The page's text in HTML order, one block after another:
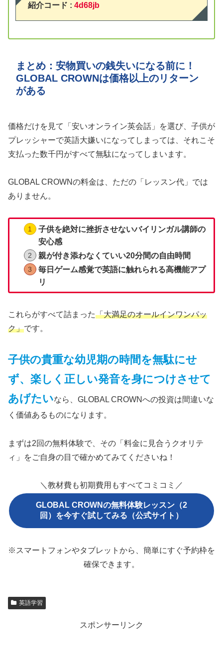
紹介コード : 4d68jb
まとめ：安物買いの銭失いになる前に！
GLOBAL CROWNは価格以上のリターン
がある
価格だけを見て「安いオンライン英会話」を選び、子供が
プレッシャーで英語大嫌いになってしまっては、それこそ
支払った数千円がすべて無駄になってしまいます。
GLOBAL CROWNの料金は、ただの「レッスン代」では
ありません。
子供を絶対に挫折させないバイリンガル講師の
安心感
親が付き添わなくていい20分間の自由時間
毎日ゲーム感覚で英語に触れられる高機能アプ
リ
これらがすべて詰まった「大満足のオールインワンパッ
ク」です。
子供の貴重な幼児期の時間を無駄にせ
ず、楽しく正しい発音を身につけさせて
あげたいなら、GLOBAL CROWNへの投資は間違いな
く価値あるものになります。
まずは2回の無料体験で、その「料金に見合うクオリテ
ィ」をご自身の目で確かめてみてくださいね！
＼教材費も初期費用もすべてコミコミ／
GLOBAL CROWNの無料体験レッスン（2
回）を今すぐ試してみる（公式サイト）
※スマートフォンやタブレットから、簡単にすぐ予約枠を
確保できます。
英語学習
スポンサーリンク